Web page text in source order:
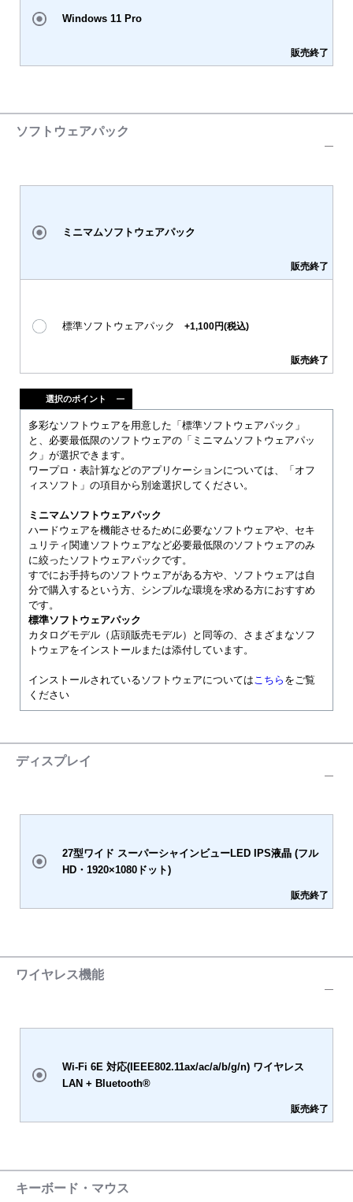
販売終了
Windows 11 Pro
ソフトウェアパック
販売終了
ミニマムソフトウェアパック
販売終了
標準ソフトウェアパック +1,100円(税込)
選択のポイント
多彩なソフトウェアを用意した「標準ソフトウェアパック」
と、必要最低限のソフトウェアの「ミニマムソフトウェアパッ
ク」が選択できます。
ワープロ・表計算などのアプリケーションについては、「オフ
ィスソフト」の項目から別途選択してください。
ミニマムソフトウェアパック
ハードウェアを機能させるために必要なソフトウェアや、セキ
ュリティ関連ソフトウェアなど必要最低限のソフトウェアのみ
に絞ったソフトウェアパックです。
すでにお手持ちのソフトウェアがある方や、ソフトウェアは自
分で購入するという方、シンプルな環境を求める方におすすめ
です。
標準ソフトウェアパック
カタログモデル（店頭販売モデル）と同等の、さまざまなソフ
トウェアをインストールまたは添付しています。
インストールされているソフトウェアについては こちら をご覧
ください
ディスプレイ
販売終了
27型ワイド スーパーシャインビューLED IPS液晶 (フル
HD・1920×1080ドット)
ワイヤレス機能
販売終了
Wi-Fi 6E 対応(IEEE802.11ax/ac/a/b/g/n) ワイヤレス
LAN + Bluetooth®
キーボード・マウス